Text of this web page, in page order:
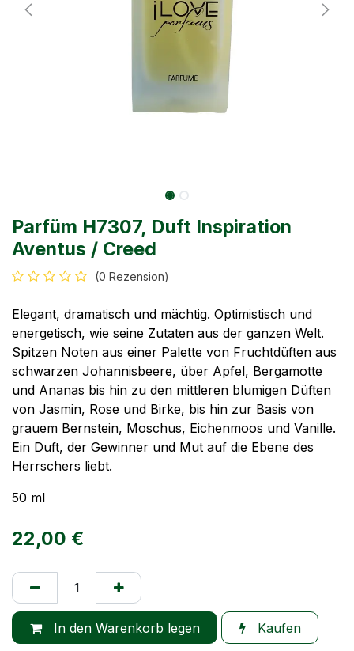
Parfüm H7307, Duft Inspiration
Aventus / Creed
(0 Rezension)
Elegant, dramatisch und mächtig. Optimistisch und
energetisch, wie seine Zutaten aus der ganzen Welt.
Spitzen Noten aus einer Palette von Fruchtdüften aus
schwarzen Johannisbeere, über Apfel, Bergamotte
und Ananas bis hin zu den mittleren blumigen Düften
von Jasmin, Rose und Birke, bis hin zur Basis von
grauem Bernstein, Moschus, Eichenmoos und Vanille.
Ein Duft, der Gewinner und Mut auf die Ebene des
Herrschers liebt.
50 ml
22,00 €
In den Warenkorb legen Kaufen